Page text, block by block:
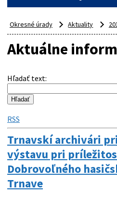
Okresné úrady Aktuality
Aktuálne
Hľadať text:
RSS
Trnavskí archivári
výstavu pri
Dobrovoľného
Trnave